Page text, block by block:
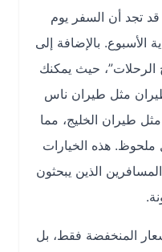
أن السفر يوم
بالإضافة إلى
حيث يمكنك
طيران ناس
الخليج، مما
هذه الخيارات
الذين يبحثون
فقط، بل